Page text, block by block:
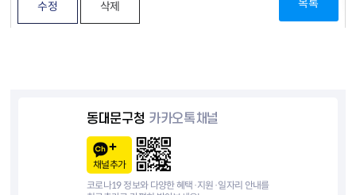
수정 삭제 목록
동대문구청 카카오톡채널
채널추가
코로나19 정보와 다양한 혜택·지원·일자리 안내를